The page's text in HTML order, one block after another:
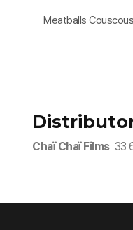
Meatballs
Chaï Chaï Films33